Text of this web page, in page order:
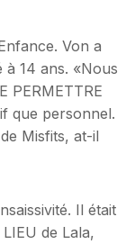
Von a
14 ans. «Nous
PERMETTRE
que personnel.
Misfits, at-il
Il était
de Lala,